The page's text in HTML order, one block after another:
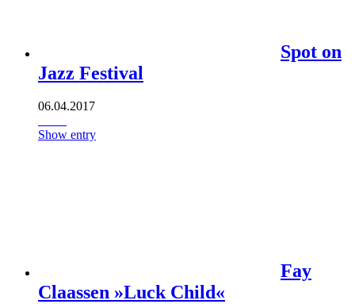
Spot on
Jazz Festival
06.04.2017
Show entry
Fay
Claassen »Luck Child«